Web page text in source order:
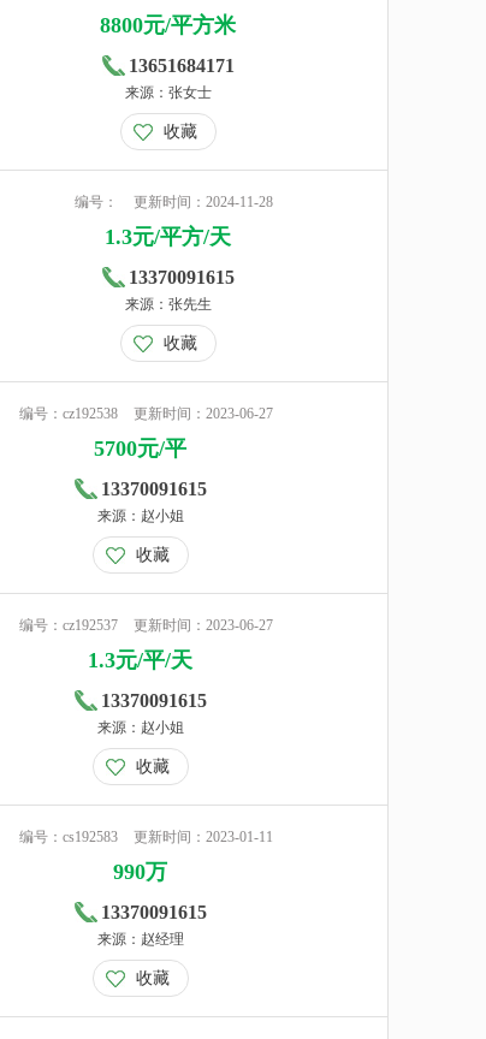
8800元/平方米
13651684171
来源：张女士
收藏
编号： 更新时间：2024-11-28
1.3元/平方/天
13370091615
来源：张先生
收藏
编号：cz192538 更新时间：2023-06-27
5700元/平
13370091615
来源：赵小姐
收藏
编号：cz192537 更新时间：2023-06-27
1.3元/平/天
13370091615
来源：赵小姐
收藏
编号：cs192583 更新时间：2023-01-11
990万
13370091615
来源：赵经理
收藏